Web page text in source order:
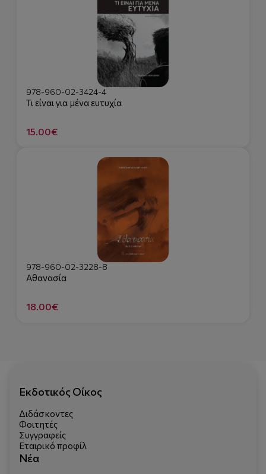
978-960-02-3424-4
Τι είναι για μένα ευτυχία
15.00€
978-960-02-3228-8
Αθανασία
18.00€
Εκδοτικός Οίκος
Διδάσκοντες
Φοιτητές
Συγγραφείς
Εταιρικό προφίλ
Νέα